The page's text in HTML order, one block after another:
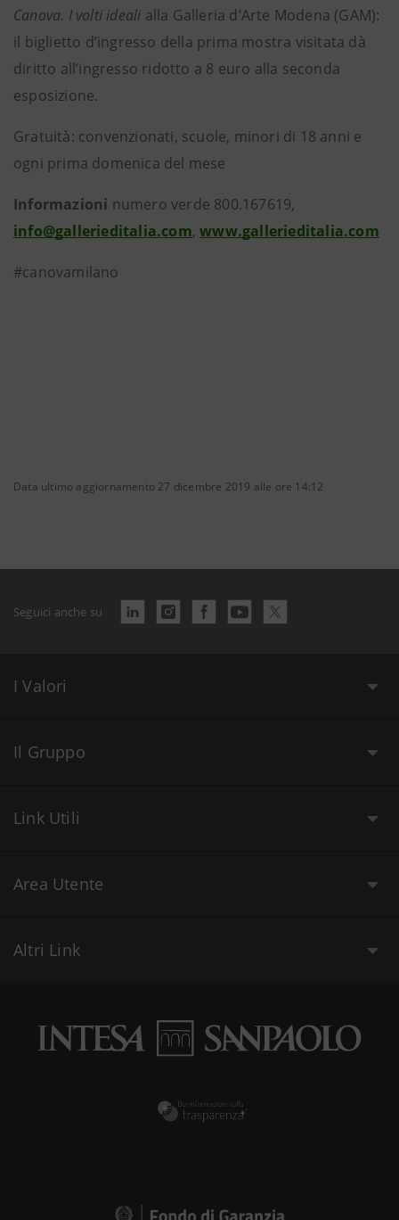
Canova. I volti ideali alla Galleria d’Arte Modena (GAM):
il biglietto d’ingresso della prima mostra visitata dà
diritto all’ingresso ridotto a 8 euro alla seconda
esposizione.
Gratuità: convenzionati, scuole, minori di 18 anni e
ogni prima domenica del mese
Informazioni numero verde 800.167619,
info@gallerieditalia.com,www.gallerieditalia.com
#canovamilano
Data ultimo aggiornamento 27 dicembre 2019 alle ore 14:12
Seguici anche su
I Valori
Il Gruppo
Link Utili
Area Utente
Altri Link